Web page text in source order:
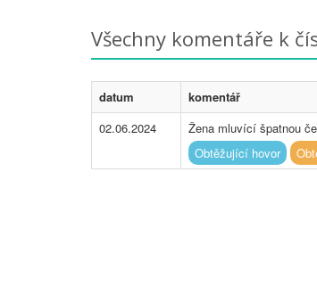
Všechny komentáře k
datum
komentář
02.06.2024
Žena mluvící špatnou
Obtěžující hovor